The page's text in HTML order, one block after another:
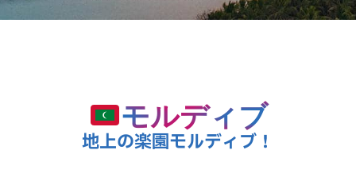
モルディブ
地上の楽園モルディブ！